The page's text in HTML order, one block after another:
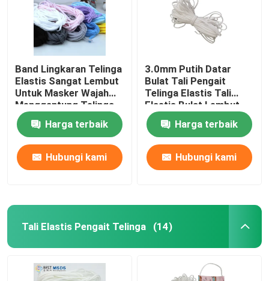
Band Lingkaran Telinga
Elastis Sangat Lembut
Untuk Masker Wajah
Menggantung Telinga
5mm 6mm
Harga terbaik
Hubungi kami
3.0mm Putih Datar
Bulat Tali Pengait
Telinga Elastis Tali
Elastis Bulat Lembut
Untuk Masker Wajah
Harga terbaik
Hubungi kami
Tali Elastis Pengait Telinga (14)